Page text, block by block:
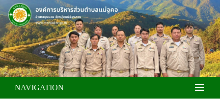
NAVIGATION